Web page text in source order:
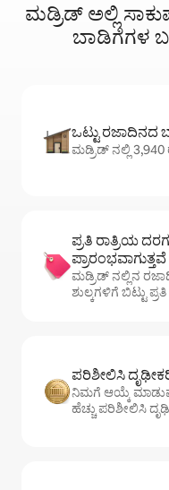
ಮಡ್ರಿಡ್ ಅಲ್ಲಿ
ಬಾಡಿಗೆಗಳ
ಒಟ್ಟು ರಜಾದಿನದ
ಮಡ್ರಿಡ್ ನಲ್ಲಿ 3,940
ಪ್ರತಿ ರಾತ್ರಿಯ
ಪ್ರಾರಂಭವಾಗುತ್ತವೆ
ಮಡ್ರಿಡ್ ನಲ್ಲಿನ
ಶುಲ್ಕಗಳಿಗೆ ಬಿಟ್ಟು
ಪರಿಶೀಲಿಸಿ
ನಿಮಗೆ ಆಯ್ಕೆ
ಹೆಚ್ಚು ಪರಿಶೀಲಿಸಿ